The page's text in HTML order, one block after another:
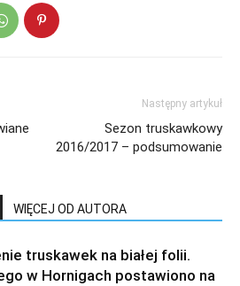
Następny artykuł
Sezon truskawkowy
2016/2017 – podsumowanie
WIĘCEJ OD AUTORA
truskawek na białej folii.
w Hornigach postawiono na